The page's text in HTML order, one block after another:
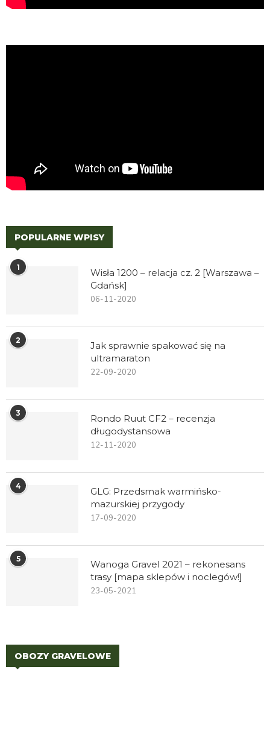
POPULARNE WPISY
1
Wisła 1200 – relacja cz. 2 [Warszawa –
Gdańsk]
06-11-2020
2
Jak sprawnie spakować się na
ultramaraton
22-09-2020
3
Rondo Ruut CF2 – recenzja
długodystansowa
12-11-2020
4
GLG: Przedsmak warmińsko-
mazurskiej przygody
17-09-2020
5
Wanoga Gravel 2021 – rekonesans
trasy [mapa sklepów i noclegów!]
23-05-2021
OBOZY GRAVELOWE